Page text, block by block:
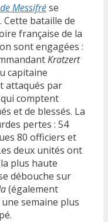
Messifrése
Cette bataille de
française de la
sont engagées :
Kratzert
capitaine
attaqués par
comptent
et de blessés. La
pertes : 54
80 officiers et
deux unités ont
plus haute
débouche sur
(également
semaine plus